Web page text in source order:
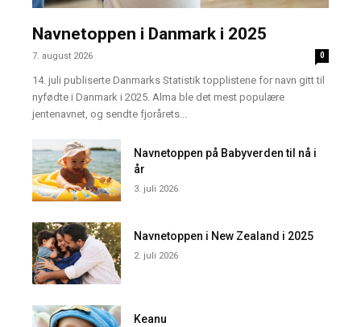
Navnetoppen i Danmark i 2025
7. august 2026 0
14. juli publiserte Danmarks Statistik topplistene for navn gitt til
nyfødte i Danmark i 2025. Alma ble det mest populære
jentenavnet, og sendte fjorårets...
Navnetoppen på Babyverden til nå i
år
3. juli 2026
Navnetoppen i New Zealand i 2025
2. juli 2026
Keanu